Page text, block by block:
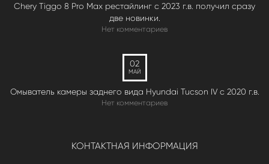
Chery Tiggo 8 Pro Max рестайлинг с 2023 г.в. получил сразу
две новинки.
Нет комментариев
02
МАЙ
Омыватель камеры заднего вида Hyundai Tucson IV c 2020 г.в.
Нет комментариев
КОНТАКТНАЯ ИНФОРМАЦИЯ